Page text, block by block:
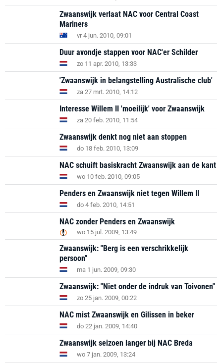
Zwaanswijk verlaat NAC voor Central Coast
Mariners
vr 4 jun. 2010, 09:01
Duur avondje stappen voor NAC'er Schilder
zo 11 apr. 2010, 13:33
'Zwaanswijk in belangstelling Australische club'
za 27 mrt. 2010, 14:12
Interesse Willem II 'moeilijk' voor Zwaanswijk
za 20 feb. 2010, 11:54
Zwaanswijk denkt nog niet aan stoppen
do 18 feb. 2010, 13:09
NAC schuift basiskracht Zwaanswijk aan de kant
wo 10 feb. 2010, 09:05
Penders en Zwaanswijk niet tegen Willem II
do 4 feb. 2010, 14:51
NAC zonder Penders en Zwaanswijk
wo 15 jul. 2009, 13:49
Zwaanswijk: "Berg is een verschrikkelijk
persoon"
ma 1 jun. 2009, 09:30
Zwaanswijk: "Niet onder de indruk van Toivonen"
zo 25 jan. 2009, 00:22
NAC mist Zwaanswijk en Gilissen in beker
do 22 jan. 2009, 14:40
Zwaanswijk seizoen langer bij NAC Breda
wo 7 jan. 2009, 13:24